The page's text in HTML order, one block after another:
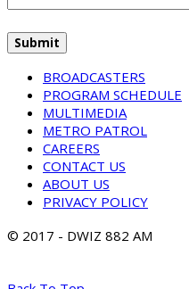
BROADCASTERS
PROGRAM SCHEDULE
MULTIMEDIA
METRO PATROL
CAREERS
CONTACT US
ABOUT US
PRIVACY POLICY
© 2017 - DWIZ 882 AM